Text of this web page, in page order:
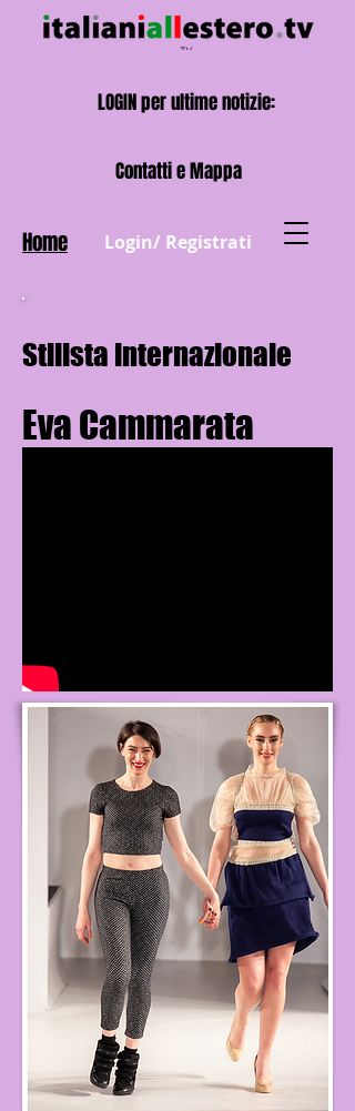
Login/ Registrati
Contatti e Mappa
Home
LOGIN per ultime notizie:
Stilista internazionale
Eva Cammarata